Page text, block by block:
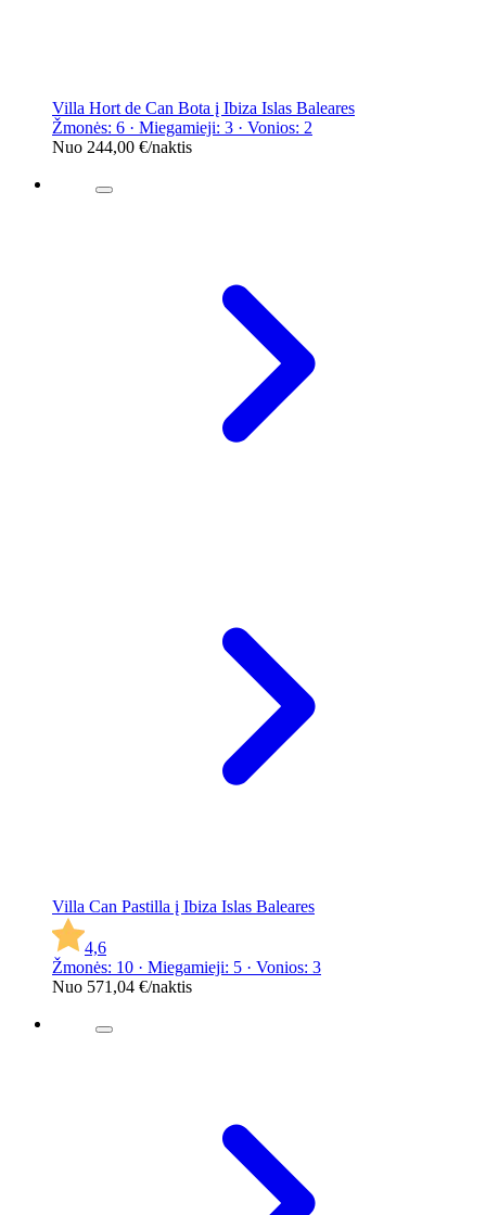
Villa Hort de Can Bota į Ibiza Islas Baleares
Žmonės: 6 · Miegamieji: 3 · Vonios: 2
Nuo 244,00 €/naktis
Villa Can Pastilla į Ibiza Islas Baleares
4,6
Žmonės: 10 · Miegamieji: 5 · Vonios: 3
Nuo 571,04 €/naktis